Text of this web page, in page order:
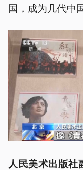
国，成为几代中
人民美术出版社